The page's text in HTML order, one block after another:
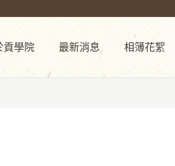
貢學院 最新消息 相簿花絮